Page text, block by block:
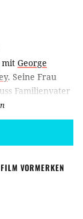
mit George
. Seine Frau
Familienvater
dass ihre
FILM VORMERKEN